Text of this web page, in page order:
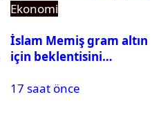
Ekonomi
İslam Memiş gram altın
için beklentisini
17 saat önce